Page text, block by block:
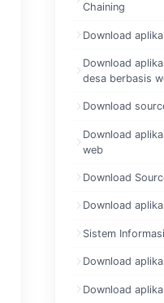
Chaining
Download
Download
desa berbasis
Download
Download
web
Download
Download
Sistem
Download
Download